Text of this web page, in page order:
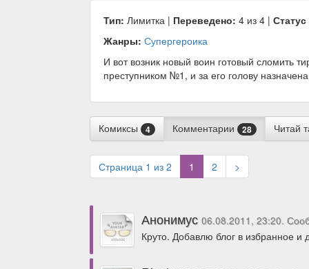
Тип: Лимитка | Переведено: 4 из 4 |
Жанры: Супергероика
И вот возник новый воин готовый сломить
преступником №1, и за его голову
Комиксы 4 Комментарии 28 Читай
Страница 1 из 2 1 (current)
2 >
Анонимус 06.08.2011, 23:20.
Круто. Добавлю блог в избранное